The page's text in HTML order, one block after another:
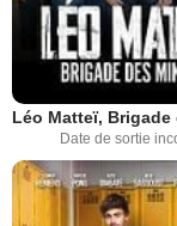
Date de sortie